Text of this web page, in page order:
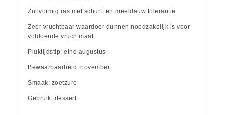
Zuilvormig ras met schurft en meeldauw tolerantie
Zeer vruchtbaar waardoor dunnen noodzakelijk is voor
voldoende vruchtmaat
Pluktijdstip: eind augustus
Bewaarbaarheid: november
Smaak: zoetzure
Gebruik: dessert